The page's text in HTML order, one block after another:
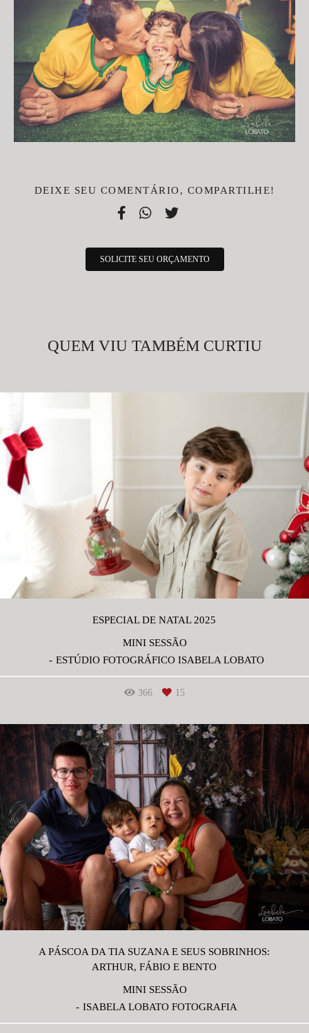
DEIXE SEU COMENTÁRIO, COMPARTILHE!
SOLICITE SEU ORÇAMENTO
QUEM VIU TAMBÉM CURTIU
ESPECIAL DE NATAL 2025
MINI SESSÃO
ESTÚDIO FOTOGRÁFICO ISABELA LOBATO
366 15
A PÁSCOA DA TIA SUZANA E SEUS SOBRINHOS:
ARTHUR, FÁBIO E BENTO
MINI SESSÃO
ISABELA LOBATO FOTOGRAFIA